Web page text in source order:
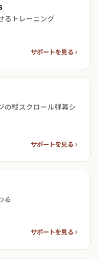
るトレーニング
サポートを見る
の縦スクロール弾幕シ
サポートを見る
る
サポートを見る